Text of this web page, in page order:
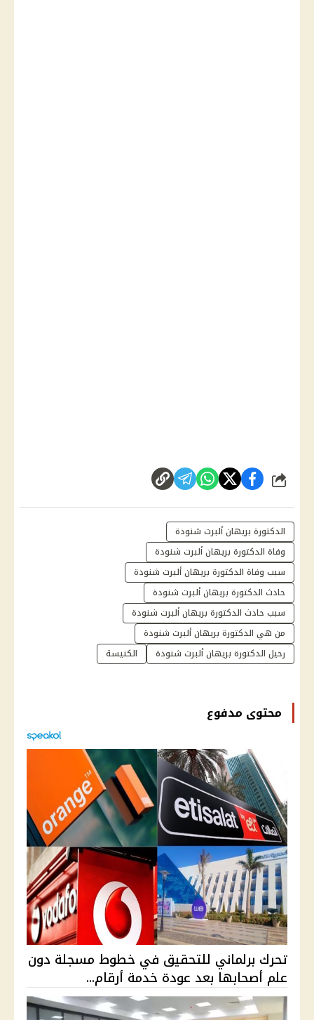
شارك
الدكتورة بريهان ألبرت شنودة
وفاة الدكتورة بريهان ألبرت شنودة
سبب وفاة الدكتورة بريهان ألبرت شنودة
حادث الدكتورة بريهان ألبرت شنودة
سبب حادث الدكتورة بريهان ألبرت شنودة
من هي الدكتورة بريهان ألبرت شنودة
رحيل الدكتورة بريهان ألبرت شنودة
الكنيسة
محتوى مدفوع
تحرك برلماني للتحقيق في خطوط مسجلة دون
علم أصحابها بعد عودة خدمة أرقام...